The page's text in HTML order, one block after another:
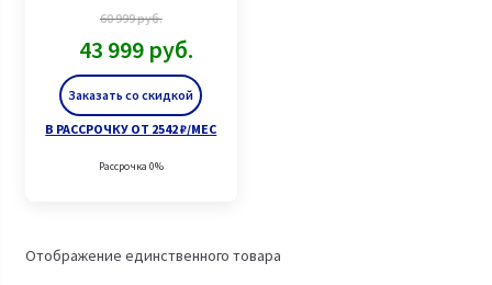
Заказать со скидкой
60 999руб.
43 999 руб.
В РАССРОЧКУ ОТ 2542 ₽/МЕС
Рассрочка 0%
Отображение единственного товара